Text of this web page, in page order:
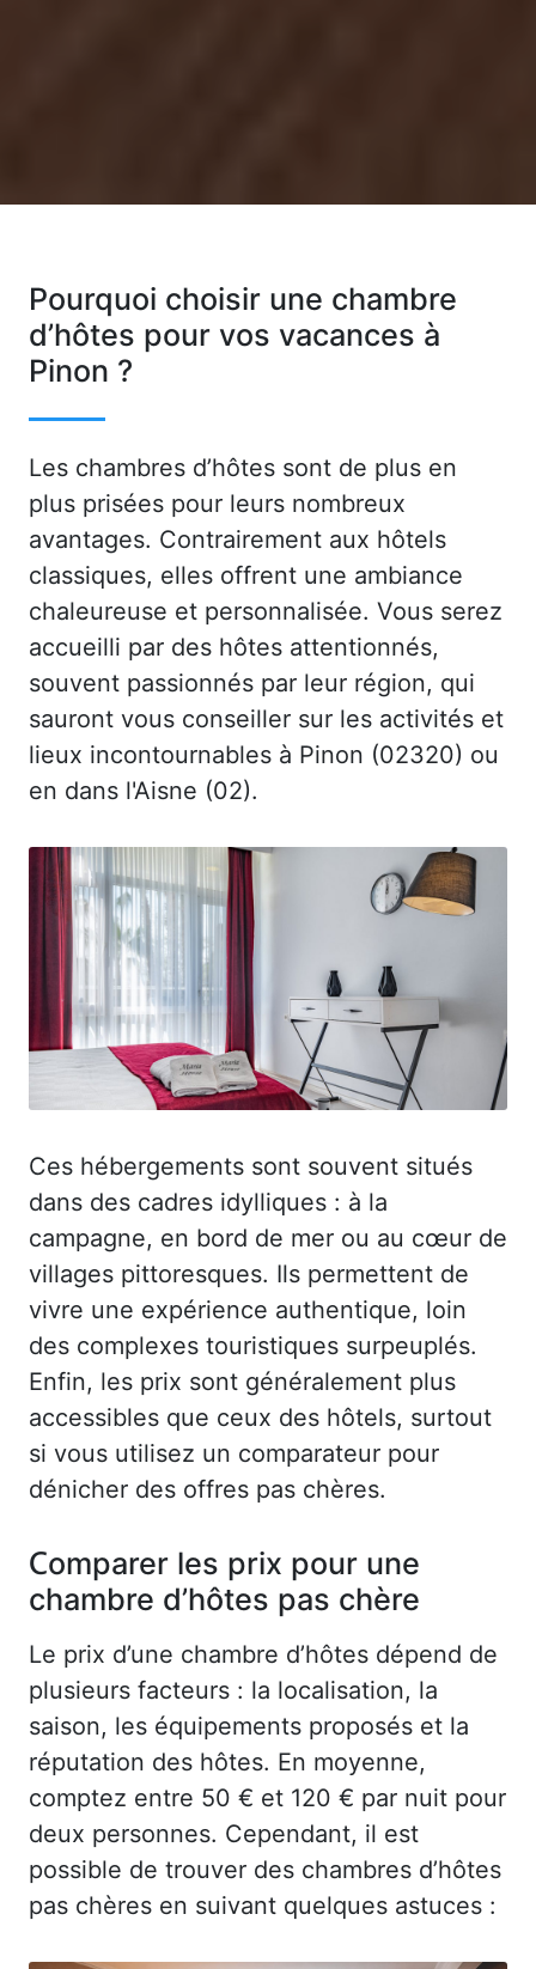
Pourquoi choisir une chambre
d’hôtes pour vos vacances à
Pinon ?
Les chambres d’hôtes sont de plus en
plus prisées pour leurs nombreux
avantages. Contrairement aux hôtels
classiques, elles offrent une ambiance
chaleureuse et personnalisée. Vous serez
accueilli par des hôtes attentionnés,
souvent passionnés par leur région, qui
sauront vous conseiller sur les activités et
lieux incontournables à Pinon (02320) ou
en dans l'Aisne (02).
Ces hébergements sont souvent situés
dans des cadres idylliques : à la
campagne, en bord de mer ou au cœur de
villages pittoresques. Ils permettent de
vivre une expérience authentique, loin
des complexes touristiques surpeuplés.
Enfin, les prix sont généralement plus
accessibles que ceux des hôtels, surtout
si vous utilisez un comparateur pour
dénicher des offres pas chères.
Comparer les prix pour une
chambre d’hôtes pas chère
Le prix d’une chambre d’hôtes dépend de
plusieurs facteurs : la localisation, la
saison, les équipements proposés et la
réputation des hôtes. En moyenne,
comptez entre 50 € et 120 € par nuit pour
deux personnes. Cependant, il est
possible de trouver des chambres d’hôtes
pas chères en suivant quelques astuces :